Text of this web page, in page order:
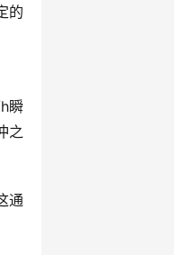
的
瞬
之
通